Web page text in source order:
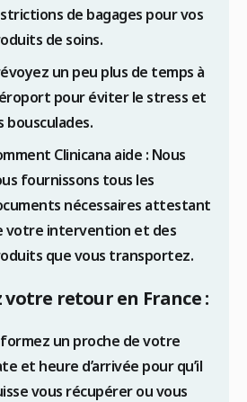
de bagages pour vos
de soins.
un peu plus de temps à
pour éviter le stress et
bousculades.
Clinicana aide : Nous
fournissons tous les
nécessaires attestant
votre intervention et des
que vous transportez.
votre retour en France :
un proche de votre
et heure d’arrivée pour qu’il
vous récupérer ou vous